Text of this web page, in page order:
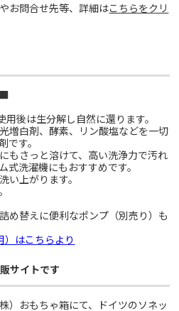
お問合せ先等、詳細はこちらをクリ
後は生分解し自然に還ります。
増白剤、酵素、リン酸塩などを一切
です。
もさっと溶けて、高い洗浄力で汚れ
式洗濯機にもおすすめです。
上がります。
め替えに便利なポンプ（別売り）も
はこちらより
サイトです
）おもちゃ箱にて、ドイツのソネッ